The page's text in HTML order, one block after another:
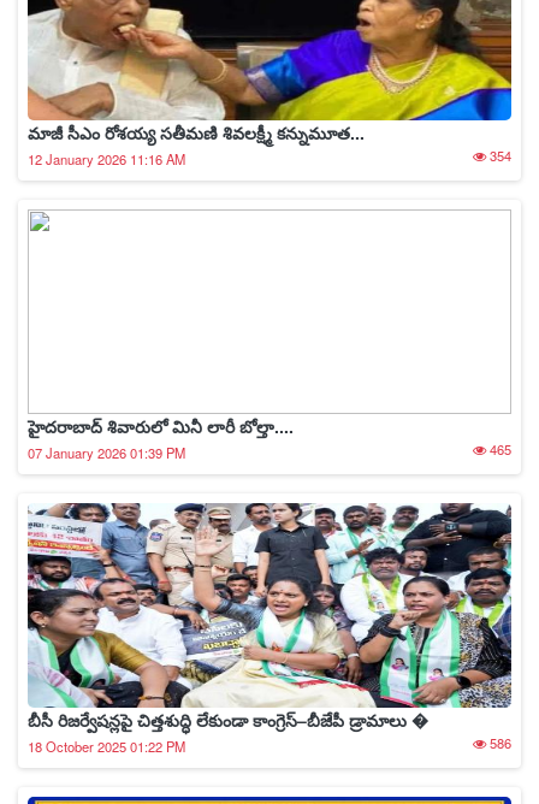
మాజీ సీఎం రోశయ్య సతీమణి శివలక్ష్మీ కన్నుమూత...
12 January 2026 11:16 AM 354
హైదరాబాద్‌ శివారులో మినీ లారీ బోల్తా....
07 January 2026 01:39 PM 465
బీసీ రిజర్వేషన్లపై చిత్తశుద్ధి లేకుండా కాంగ్రెస్–బీజేపీ డ్రామాలు �
18 October 2025 01:22 PM 586